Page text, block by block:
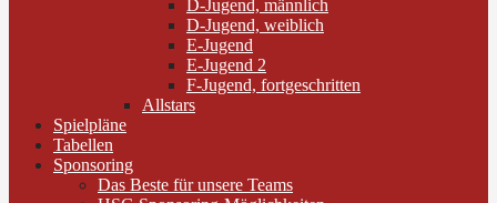
D-Jugend, männlich
D-Jugend, weiblich
E-Jugend
E-Jugend 2
F-Jugend, fortgeschritten
Allstars
Spielpläne
Tabellen
Sponsoring
Das Beste für unsere Teams